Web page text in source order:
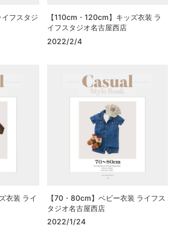
イフスタジ
【110cm・120cm】キッズ衣装 ラ
イフスタジオ名古屋西店
2022/2/4
衣装 ライ
【70・80cm】ベビー衣装 ライフス
タジオ名古屋西店
2022/1/24